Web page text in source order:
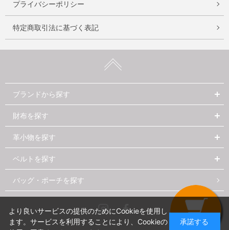
プライバシーポリシー
特定商取引法に基づく表記
ブランドから探す
財布を探す
革小物を探す
ベルトを探す
バッグ・ポーチを探す
InstagramFacebook
より良いサービスの提供のためにCookieを使用し
ます。サービスを利用することにより、Cookieの
承諾する